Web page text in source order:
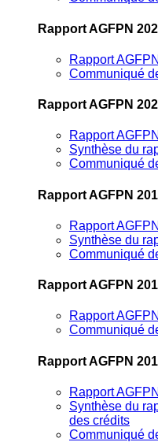
Rapport AGFPN
Rapport
Communiqué
Rapport AGFPN
Rapport
Synthèse du
Communiqué
Rapport AGFPN
Rapport
Synthèse du
Communiqué
Rapport AGFPN
Rapport
Communiqué
Rapport AGFPN
Rapport
Synthèse du
des crédits
Communiqué